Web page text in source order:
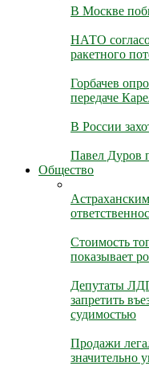
В Москве
НАТО
ракетного
Горбачев
передаче
В России
Павел Дуров
Общество
Стоимость
показывает
Депутаты
запретить
судимостью
Продажи
значительно